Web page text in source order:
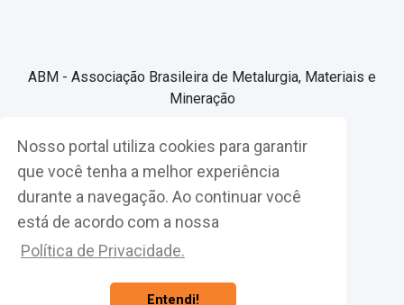
Nosso portal utiliza cookies para garantir
que você tenha a melhor experiência
durante a navegação. Ao continuar você
está de acordo com a nossa
Política de Privacidade.
Entendi!
ABM - Associação Brasileira de Metalurgia, Materiais e
Mineração
Associe-se
Fazer Login